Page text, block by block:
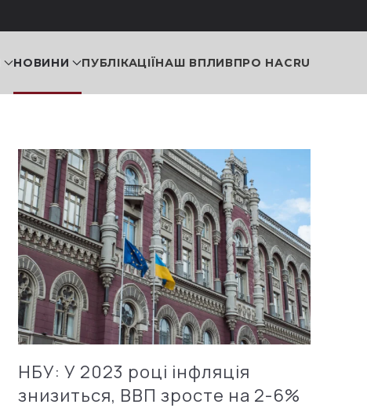
НОВИНИ ПУБЛІКАЦІЇНАШ ВПЛИВПРО НАСRU
НБУ: У 2023 році інфляція
знизиться, ВВП зросте на 2-6%